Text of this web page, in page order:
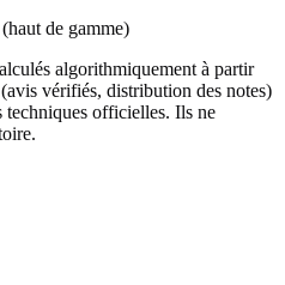
de gamme)
algorithmiquement à partir
vérifiés, distribution des notes)
techniques officielles. Ils ne